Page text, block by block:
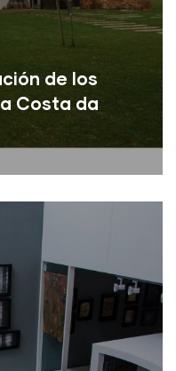
de los
Costa da